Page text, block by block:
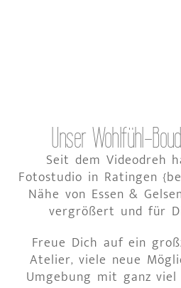
Unser Wohlfühl-
Seit dem Videodreh
Fotostudio in Ratingen
Nähe von Essen &
vergrößert und für
Freue Dich auf ein
Atelier, viele neue
Umgebung mit ganz